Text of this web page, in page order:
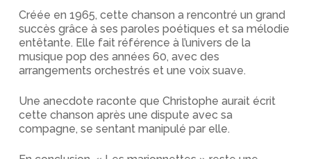
Créée en 1965, cette chanson a rencontré un grand
succès grâce à ses paroles poétiques et sa mélodie
entêtante. Elle fait référence à l’univers de la
musique pop des années 60, avec des
arrangements orchestrés et une voix suave.
Une anecdote raconte que Christophe aurait écrit
cette chanson après une dispute avec sa
compagne, se sentant manipulé par elle.